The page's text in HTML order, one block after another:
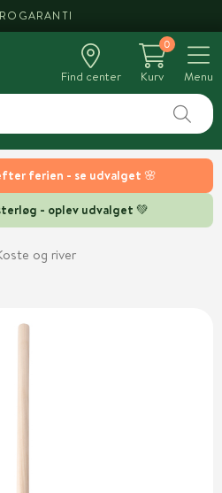
ferien - se udvalget 🌸
- oplev udvalget 💚
Find center
0
Kurv
Menu
og river